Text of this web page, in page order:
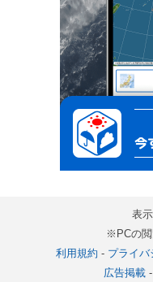
表示
※PCの閲
利用規約 - プライバ
広告掲載-